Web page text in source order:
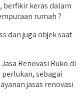
berfikir keras dalam
rumah ?
dan juga objek saat
Renovasi Ruko di
sebagai
jasas renovasi